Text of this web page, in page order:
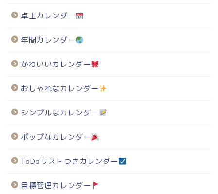
卓上カレンダー
年間カレンダー
かわいいカレンダー
おしゃれなカレンダー
シンプルなカレンダー
ポップなカレンダー
ToDoリストつきカレンダー
目標管理カレンダー